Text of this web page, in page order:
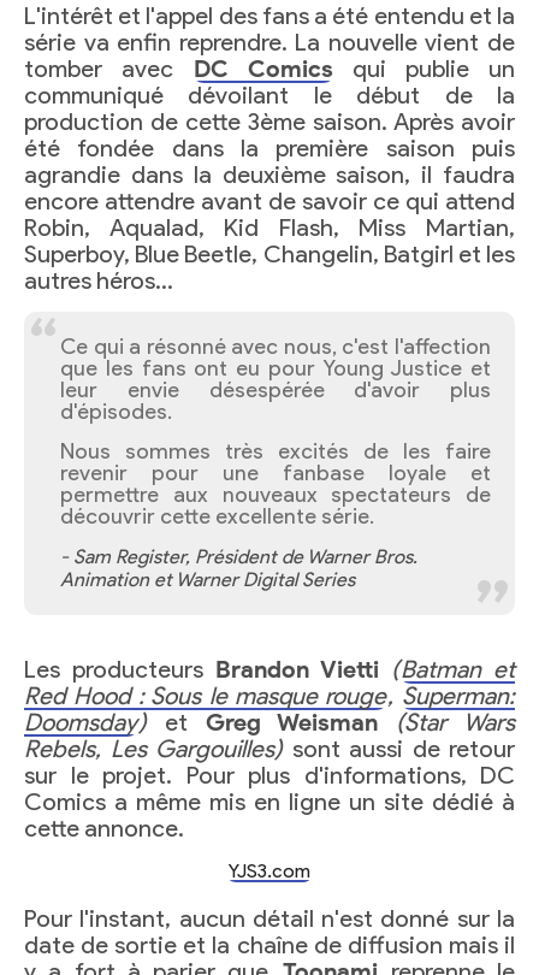
L'intérêt et l'appel des fans a été entendu et la
série va enfin reprendre. La nouvelle vient de
tomber avec DC Comics qui publie un
communiqué dévoilant le début de la
production de cette 3ème saison. Après avoir
été fondée dans la première saison puis
agrandie dans la deuxième saison, il faudra
encore attendre avant de savoir ce qui attend
Robin, Aqualad, Kid Flash, Miss Martian,
Superboy, Blue Beetle, Changelin, Batgirl et les
autres héros…
Ce qui a résonné avec nous, c'est l'affection
que les fans ont eu pour Young Justice et
leur envie désespérée d'avoir plus
d'épisodes.
Nous sommes très excités de les faire
revenir pour une fanbase loyale et
permettre aux nouveaux spectateurs de
découvrir cette excellente série.
- Sam Register, Président de Warner Bros.
Animation et Warner Digital Series
Les producteurs Brandon Vietti (Batman et
Red Hood : Sous le masque rouge, Superman:
Doomsday)et Greg Weisman
(Star Wars
Rebels, Les Gargouilles)sont aussi de retour
sur le projet. Pour plus d'informations, DC
Comics a même mis en ligne un site dédié à
cette annonce.
YJS3.com
Pour l'instant, aucun détail n'est donné sur la
date de sortie et la chaîne de diffusion mais il